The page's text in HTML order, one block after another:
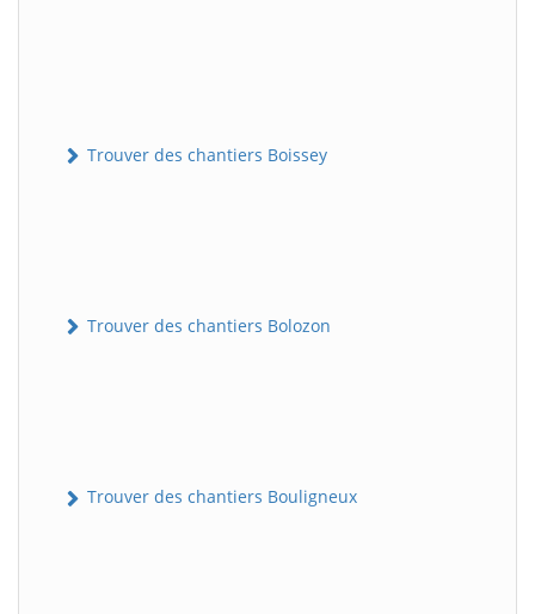
Trouver des chantiers Boissey
Trouver des chantiers Bolozon
Trouver des chantiers Bouligneux